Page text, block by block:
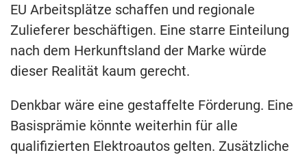
EU Arbeitsplätze schaffen und regionale
Zulieferer beschäftigen. Eine starre Einteilung
nach dem Herkunftsland der Marke würde
dieser Realität kaum gerecht.
Denkbar wäre eine gestaffelte Förderung. Eine
Basisprämie könnte weiterhin für alle
qualifizierten Elektroautos gelten. Zusätzliche